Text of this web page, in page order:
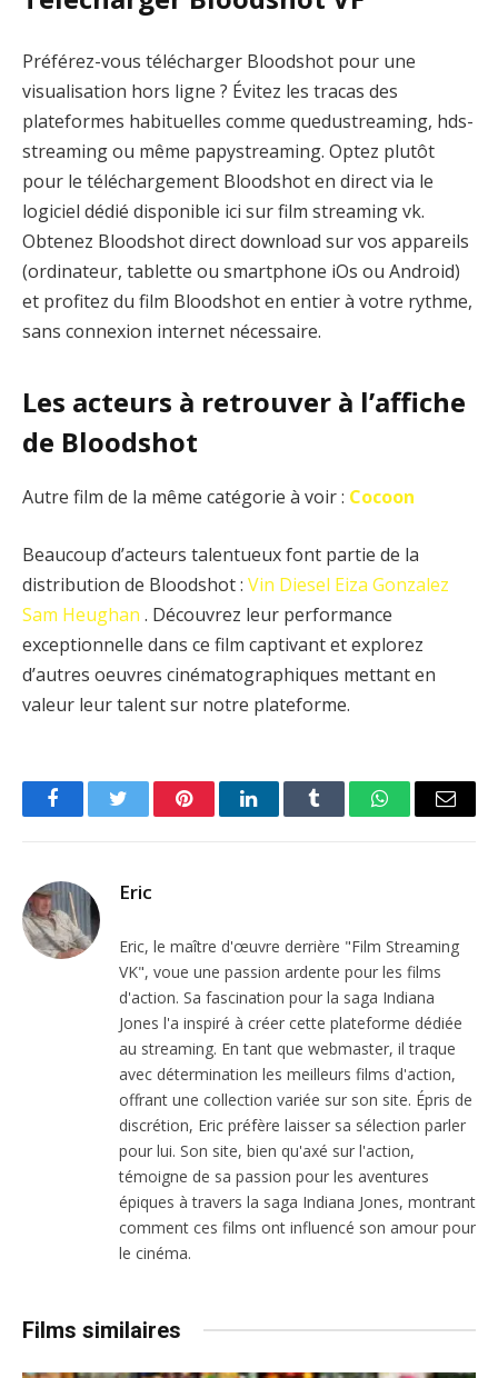
Préférez-vous télécharger Bloodshot pour une
visualisation hors ligne ? Évitez les tracas des
plateformes habituelles comme quedustreaming, hds-
streaming ou même papystreaming. Optez plutôt
pour le téléchargement Bloodshot en direct via le
logiciel dédié disponible ici sur film streaming vk.
Obtenez Bloodshot direct download sur vos appareils
(ordinateur, tablette ou smartphone iOs ou Android)
et profitez du film Bloodshot en entier à votre rythme,
sans connexion internet nécessaire.
Les acteurs à retrouver à l’affiche
de Bloodshot
Autre film de la même catégorie à voir : Cocoon
Beaucoup d’acteurs talentueux font partie de la
distribution de Bloodshot : Vin Diesel Eiza Gonzalez
Sam Heughan . Découvrez leur performance
exceptionnelle dans ce film captivant et explorez
d’autres oeuvres cinématographiques mettant en
valeur leur talent sur notre plateforme.
FacebookTwitter PinterestLinkedInTumblr WhatsAppEmail
Eric
Eric, le maître d'œuvre derrière "Film Streaming
VK", voue une passion ardente pour les films
d'action. Sa fascination pour la saga Indiana
Jones l'a inspiré à créer cette plateforme dédiée
au streaming. En tant que webmaster, il traque
avec détermination les meilleurs films d'action,
offrant une collection variée sur son site. Épris de
discrétion, Eric préfère laisser sa sélection parler
pour lui. Son site, bien qu'axé sur l'action,
témoigne de sa passion pour les aventures
épiques à travers la saga Indiana Jones, montrant
comment ces films ont influencé son amour pour
le cinéma.
Films similaires